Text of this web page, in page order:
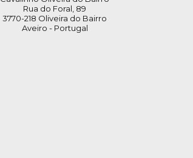
Rua do Foral, 89
3770-218 Oliveira do Bairro
Aveiro - Portugal